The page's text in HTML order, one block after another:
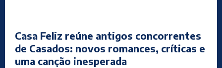
Casa Feliz reúne antigos concorrentes
de Casados: novos romances, críticas e
uma canção inesperada